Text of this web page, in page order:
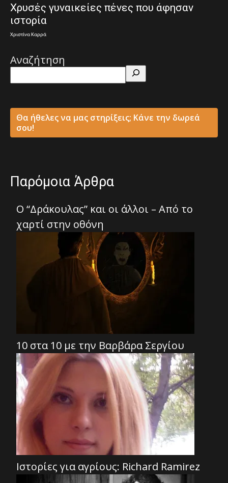
Χρυσές γυναικείες πένες που άφησαν
ιστορία
Χριστίνα Καρρά
Αναζήτηση
Θα ήθελες να μας στηρίξεις; Κάνε την δωρεά
σου!
Παρόμοια Άρθρα
Ο “Δράκουλας” και οι άλλοι – Από το
χαρτί στην οθόνη
10 στα 10 με την Βαρβάρα Σεργίου
Ιστορίες για αγρίους: Richard Ramirez